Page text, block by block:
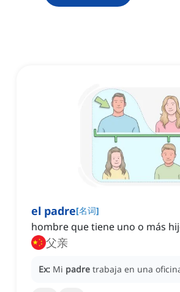
el padre[名词]
hombre que tiene uno o más
父亲
Ex: Mi padre trabaja en una